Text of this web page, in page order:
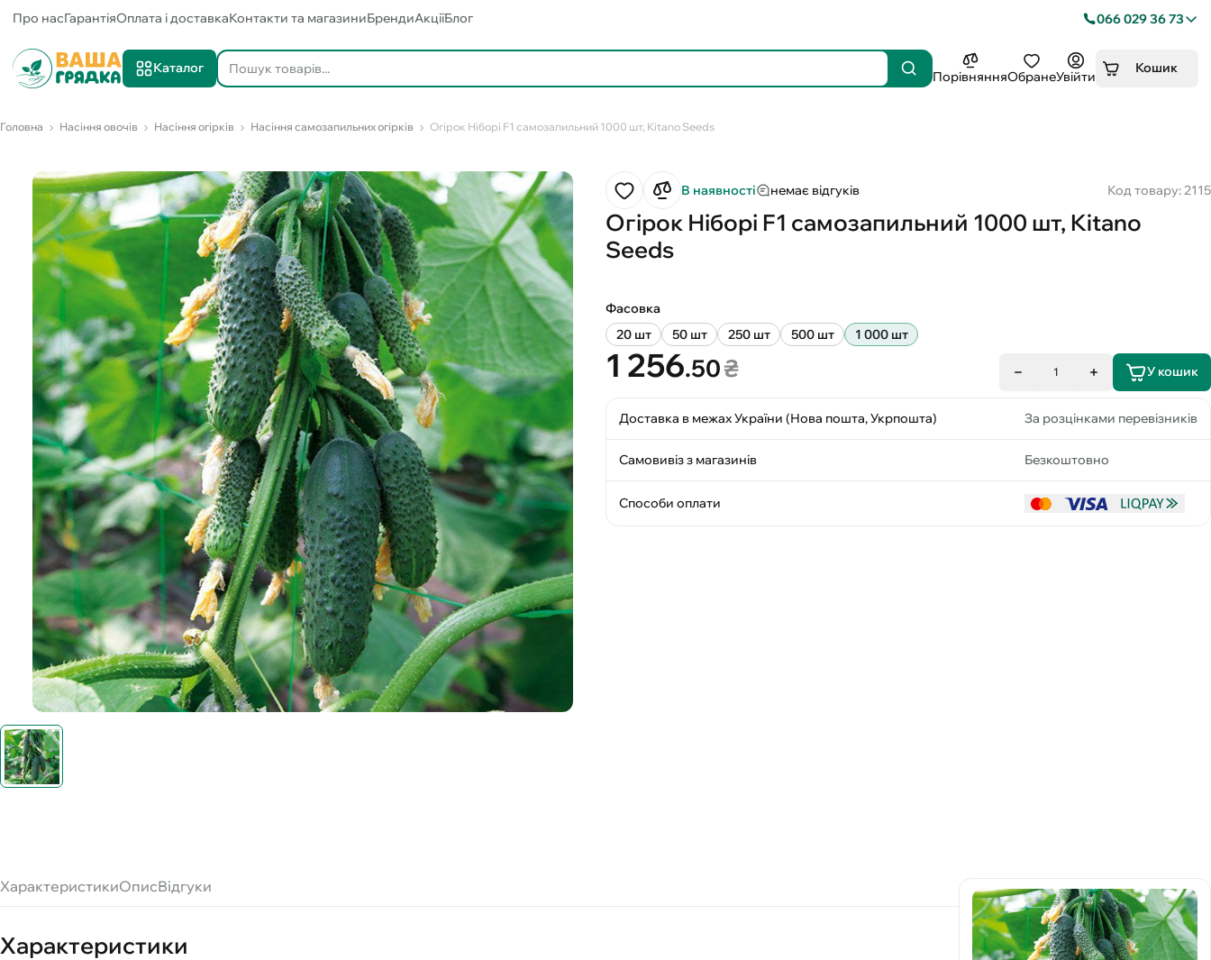
Про насГарантіяОплата і доставкаКонтакти та магазиниБрендиАкціїБлог 066 029 36 73
Каталог
ПорівнянняОбранеУвійти
Кошик
Головна Насіння овочів Насіння огірків Насіння самозапильних огірків Огірок Ніборі F1 самозапильний 1000 шт, Kitano Seeds
В наявності немає відгуків Код товару: 2115
Огірок Ніборі F1 самозапильний 1000 шт, Kitano
Seeds
Фасовка
20 шт
50 шт 250 шт 500 шт 1 000 шт
1 256.50₴ 1 У кошик
Доставка в межах України (Нова пошта, Укрпошта) За розцінками перевізників
Самовивіз з магазинів Безкоштовно
Способи оплати
ХарактеристикиОписВідгуки
Характеристики